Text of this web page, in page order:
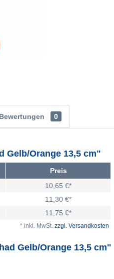
Bewertungen 0
Gelb/Orange 13,5 cm"
Preis
10,65 €*
11,30 €*
11,75 €*
* inkl. MwSt. zzgl. Versandkosten
Gelb/Orange 13,5 cm"